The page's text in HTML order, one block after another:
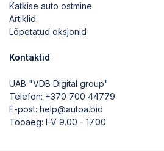
Katkise auto ostmine
Artiklid
Lõpetatud oksjonid
Kontaktid
UAB "VDB Digital group"
Telefon: +370 700 44779
E-post: help@autoa.bid
Tööaeg: I-V 9.00 - 17.00